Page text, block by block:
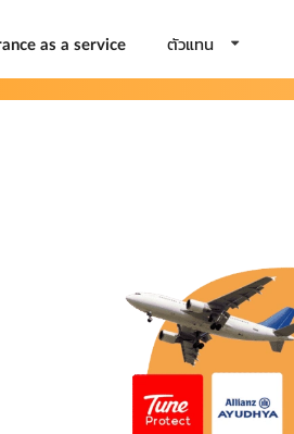
as a service ตัวแทน